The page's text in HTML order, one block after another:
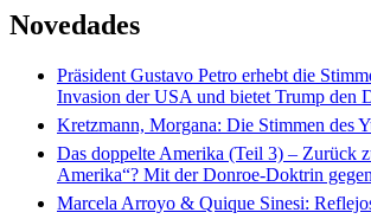
Novedades
Präsident Gustavo Petro erhebt die
Invasion der USA und bietet Trump den
Kretzmann, Morgana: Die Stimmen des
Das doppelte Amerika (Teil 3) – Zurück
Amerika“? Mit der Donroe-Doktrin
Marcela Arroyo & Quique Sinesi: